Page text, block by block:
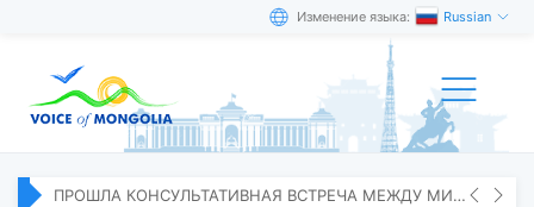
Изменение языка: Russian
ПРОШЛА КОНСУЛЬТАТИВНАЯ ВСТРЕЧА МЕЖДУ МИД МОНГОЛИИ И ЯПОНИИ